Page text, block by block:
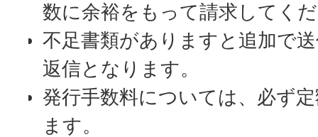
数に余裕をもって請求してく
不足書類がありますと追加で
返信となります。
発行手数料については、必ず
ます。